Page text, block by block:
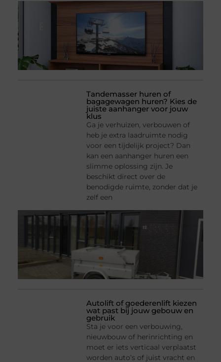
Tandemasser huren of
bagagewagen huren? Kies de
juiste aanhanger voor jouw
klus
Ga je verhuizen, verbouwen of
heb je extra laadruimte nodig
voor een tijdelijk project? Dan
kan een aanhanger huren een
slimme oplossing zijn. Je
beschikt direct over de
benodigde ruimte, zonder dat je
zelf een
Autolift of goederenlift kiezen
wat past bij jouw gebouw en
gebruik
Sta je voor een verbouwing,
nieuwbouw of herinrichting en
moet er iets verticaal verplaatst
worden auto’s of juist vracht en